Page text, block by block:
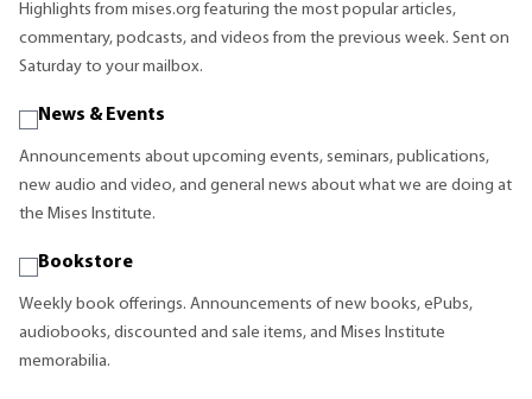
Highlights from mises.org featuring the most popular articles,
commentary, podcasts, and videos from the previous week. Sent on
Saturday to your mailbox.
News & Events
Announcements about upcoming events, seminars, publications,
new audio and video, and general news about what we are doing at
the Mises Institute.
Bookstore
Weekly book offerings. Announcements of new books, ePubs,
audiobooks, discounted and sale items, and Mises Institute
memorabilia.